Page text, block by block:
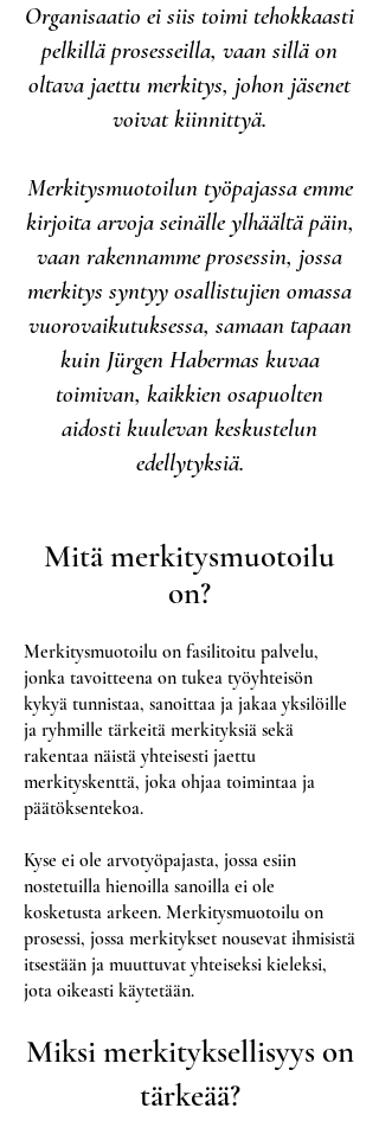
Organisaatio ei siis toimi tehokkaasti
pelkillä prosesseilla, vaan sillä on
oltava jaettu merkitys, johon jäsenet
voivat kiinnittyä.
Merkitysmuotoilun työpajassa emme
kirjoita arvoja seinälle ylhäältä päin,
vaan rakennamme prosessin, jossa
merkitys syntyy osallistujien omassa
vuorovaikutuksessa, samaan tapaan
kuin Jürgen Habermas kuvaa
toimivan, kaikkien osapuolten
aidosti kuulevan keskustelun
edellytyksiä.
Mitä merkitysmuotoilu
on?
Merkitysmuotoilu on fasilitoitu palvelu,
jonka tavoitteena on tukea työyhteisön
kykyä tunnistaa, sanoittaa ja jakaa yksilöille
ja ryhmille tärkeitä merkityksiä sekä
rakentaa näistä yhteisesti jaettu
merkityskenttä, joka ohjaa toimintaa ja
päätöksentekoa.
Kyse ei ole arvotyöpajasta, jossa esiin
nostetuilla hienoilla sanoilla ei ole
kosketusta arkeen. Merkitysmuotoilu on
prosessi, jossa merkitykset nousevat ihmisistä
itsestään ja muuttuvat yhteiseksi kieleksi,
jota oikeasti käytetään.
Miksi merkityksellisyys on
tärkeää?